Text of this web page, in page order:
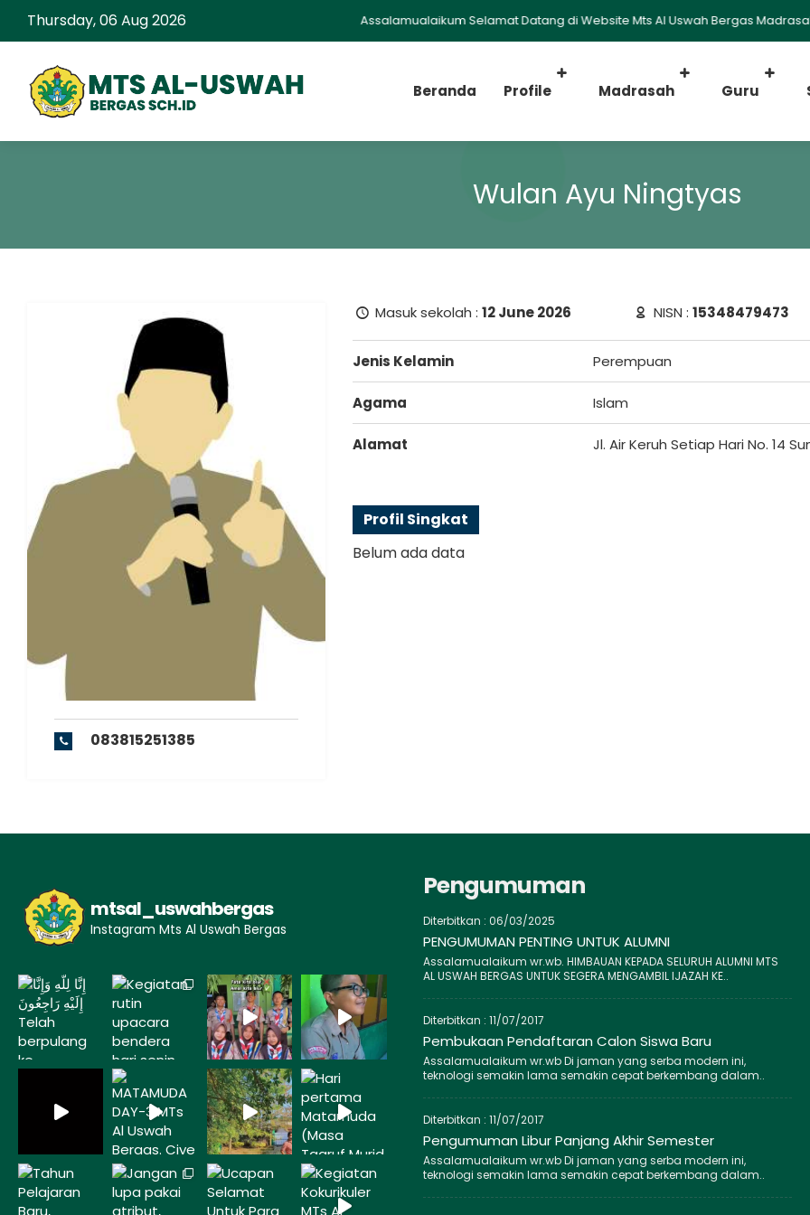
Thursday, 06 Aug 2026 Assalamualaikum Selamat Datang di Website Mts Al Uswah Bergas Madrasah
Beranda Profile Madrasah Guru
Wulan Ayu Ningtyas
083815251385
Masuk sekolah : 12 June 2026 NISN : 15348479473
Jenis Kelamin Perempuan
Agama Islam
Alamat Jl. Air Keruh Setiap Hari No. 14
Profil Singkat
Belum ada data
mtsal_uswahbergas
Instagram Mts Al Uswah Bergas
Pengumuman
Diterbitkan : 06/03/2025
PENGUMUMAN PENTING UNTUK ALUMNI
Assalamualaikum wr.wb. HIMBAUAN KEPADA SELURUH ALUMNI MTS
AL USWAH BERGAS UNTUK SEGERA MENGAMBIL IJAZAH KE..
Diterbitkan : 11/07/2017
Pembukaan Pendaftaran Calon Siswa Baru
Assalamualaikum wr.wb Di jaman yang serba modern ini,
teknologi semakin lama semakin cepat berkembang dalam..
Diterbitkan : 11/07/2017
Pengumuman Libur Panjang Akhir Semester
Assalamualaikum wr.wb Di jaman yang serba modern ini,
teknologi semakin lama semakin cepat berkembang dalam..